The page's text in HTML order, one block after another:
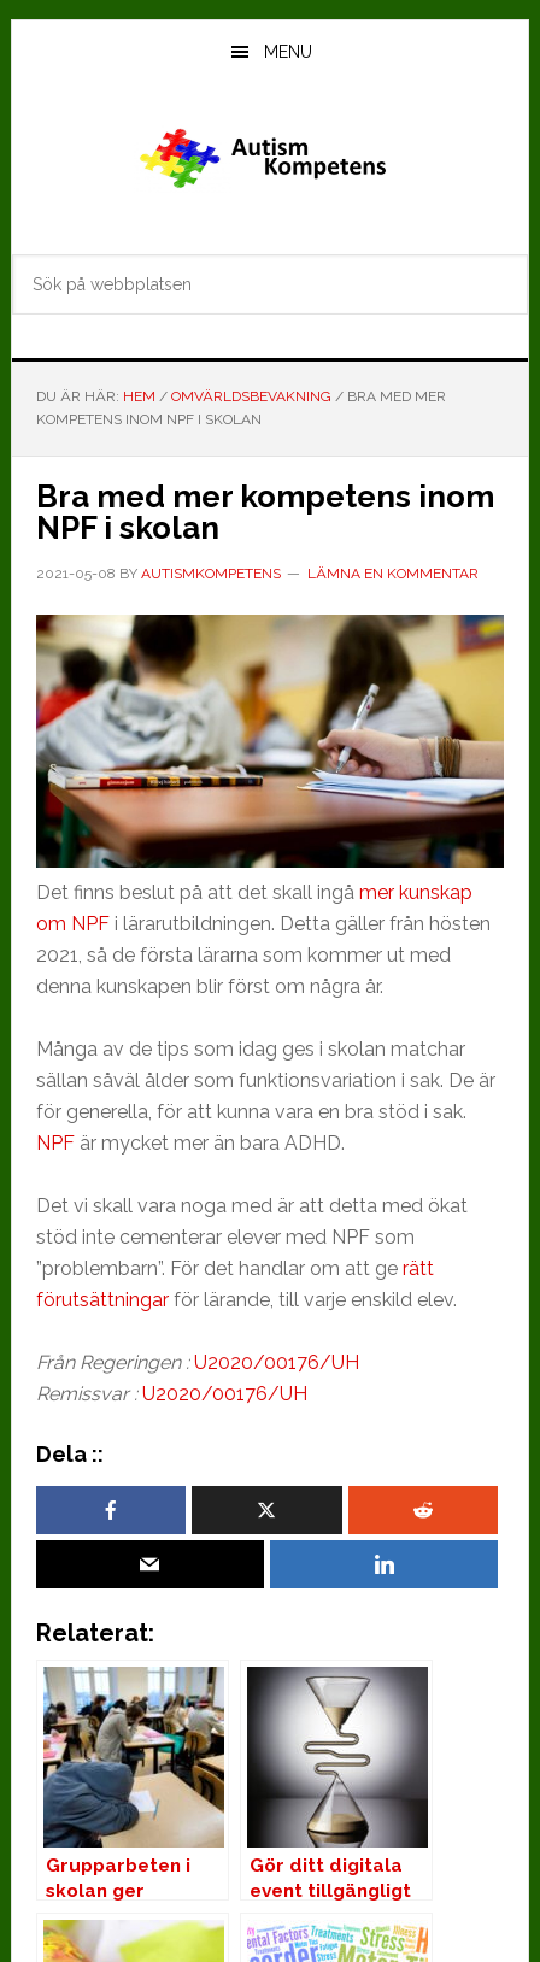
Hoppa
Hoppa
MENU
DU ÄR HÄR: HEM / OMVÄRLDSBEVAKNING /BRA MED MER
KOMPETENS INOM NPF I SKOLAN
Bra med mer kompetens inom
NPF i skolan
2021-05-08 BY AUTISMKOMPETENS LÄMNA EN KOMMENTAR
Det finns beslut på att det skall ingå mer kunskap
om NPFi lärarutbildningen. Detta gäller från hösten
2021, så de första lärarna som kommer ut med
denna kunskapen blir först om några år.
Många av de tips som idag ges i skolan matchar
sällan såväl ålder som funktionsvariation i sak. De är
för generella, för att kunna vara en bra stöd i sak.
NPFär mycket mer än bara ADHD.
Det vi skall vara noga med är att detta med ökat
stöd inte cementerar elever med NPF som
”problembarn”. För det handlar om att ge rätt
förutsättningarför lärande, till varje enskild elev.
Från Regeringen : U2020/00176/UH
Remissvar : U2020/00176/UH
Dela ::
Relaterat:
Grupparbeten i
skolan ger
hemmasittare
Gör ditt digitala
event tillgängligt